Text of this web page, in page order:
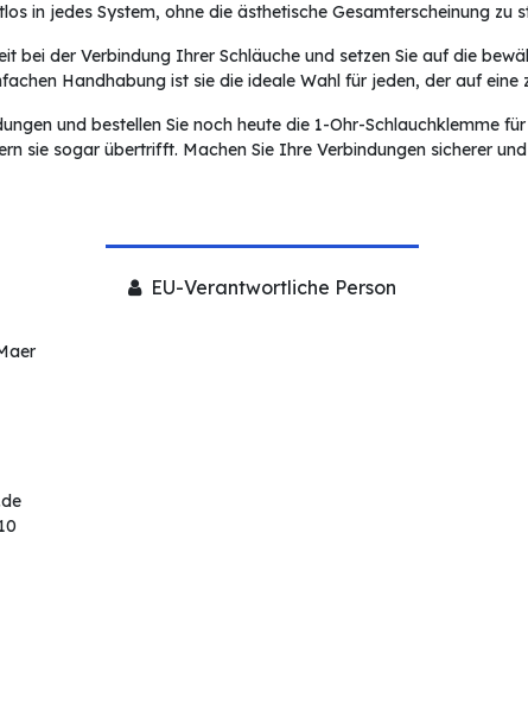
in jedes System, ohne die ästhetische Gesamterscheinung zu
bei der Verbindung Ihrer Schläuche und setzen Sie auf die
Handhabung ist sie die ideale Wahl für jeden, der auf eine
und bestellen Sie noch heute die 1-Ohr-Schlauchklemme
sie sogar übertrifft. Machen Sie Ihre Verbindungen sicherer
EU-Verantwortliche Person